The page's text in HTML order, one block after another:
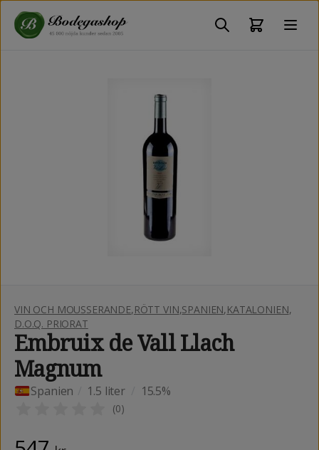
VIN OCH MOUSSERANDE,RÖTT VIN,SPANIEN,KATALONIEN,
D.O.Q. PRIORAT
Embruix de Vall Llach
Magnum
Spanien 1.5 liter 15.5%
(0)